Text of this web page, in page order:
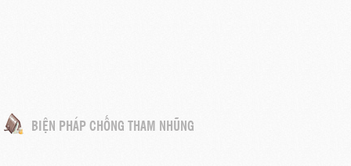
BIỆN PHÁP CHỐNG THAM NHŨNG